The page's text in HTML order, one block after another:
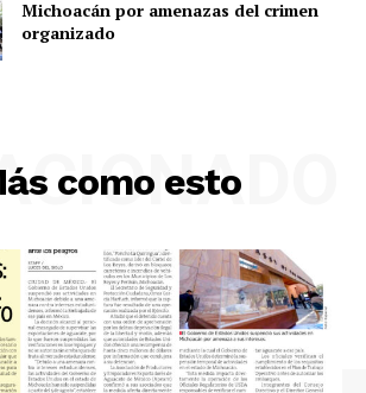
Luces
Del Siglo
Michoacán por amenazas del crimen
organizado
como esto